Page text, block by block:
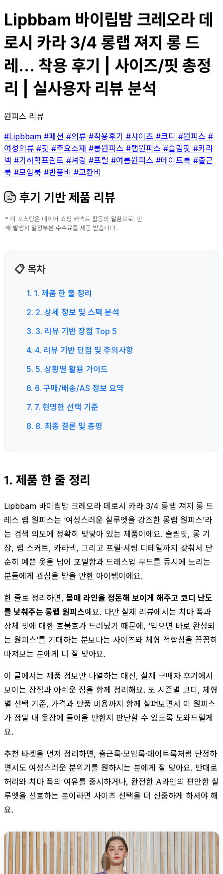
Lipbbam 바이립밤 크레오라 데
로시 카라 3/4 롱랩 져지 롱 드
레... 착용 후기 | 사이즈/핏 총정
리 | 실사용자 리뷰 분석
원피스 리뷰
#Lipbbam #패션 #의류 #착용후기 #사이즈 #코디 #원피스 #
여성의류 #핏 #주요소재 #롱원피스 #랩원피스 #슬림핏 #카라
넥 #기하학프린트 #셔링 #프릴 #여름원피스 #데이트룩 #출근
룩 #모임룩 #반품비 #교환비
후기 기반 제품 리뷰
📋 목차
1. 1. 제품 한 줄 정리
2. 2. 상세 정보 및 스펙 분석
3. 3. 리뷰 기반 장점 Top 5
4. 4. 리뷰 기반 단점 및 주의사항
5. 5. 상황별 활용 가이드
6. 6. 구매/배송/AS 정보 요약
7. 7. 현명한 선택 기준
8. 8. 최종 결론 및 총평
1. 제품 한 줄 정리
Lipbbam 바이립밤 크레오라 데로시 카라 3/4 롱랩 져지 롱 드
레스 랩 원피스는 ‘여성스러운 실루엣을 강조한 롱랩 원피스’라
는 검색 의도에 정확히 맞닿아 있는 제품이에요. 슬림핏, 롱 기
장, 랩 스커트, 카라넥, 그리고 프릴·셔링 디테일까지 갖춰서 단
순히 예쁜 옷을 넘어 포멀함과 드레스업 무드를 동시에 노리는
분들에게 관심을 받을 만한 아이템이에요.
한 줄로 정리하면, 몸매 라인을 정돈해 보이게 해주고 코디 난도
를 낮춰주는 롱랩 원피스예요. 다만 실제 리뷰에서는 치마 폭과
상체 핏에 대한 호불호가 드러났기 때문에, ‘입으면 바로 완성되
는 원피스’를 기대하는 분보다는 사이즈와 체형 적합성을 꼼꼼히
따져보는 분에게 더 잘 맞아요.
이 글에서는 제품 정보만 나열하는 대신, 실제 구매자 후기에서
보이는 장점과 아쉬운 점을 함께 정리해요. 또 시즌별 코디, 체형
별 선택 기준, 가격과 반품 비용까지 함께 살펴보면서 이 원피스
가 정말 내 옷장에 들어올 만한지 판단할 수 있도록 도와드릴게
요.
추천 타겟을 먼저 정리하면, 출근룩·모임룩·데이트룩처럼 단정하
면서도 여성스러운 분위기를 원하시는 분에게 잘 맞아요. 반대로
허리와 치마 폭의 여유를 중시하거나, 완전한 A라인의 편안한 실
루엣을 선호하는 분이라면 사이즈 선택을 더 신중하게 하셔야 해
요.